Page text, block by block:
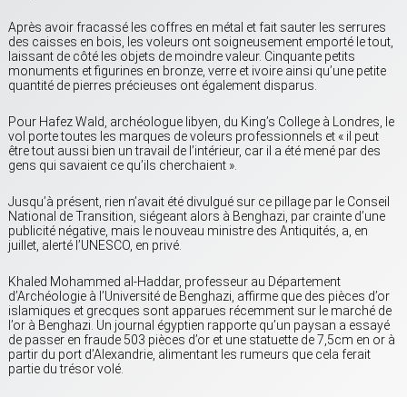
Après avoir fracassé les coffres en métal et fait sauter les serrures
des caisses en bois, les voleurs ont soigneusement emporté le tout,
laissant de côté les objets de moindre valeur. Cinquante petits
monuments et figurines en bronze, verre et ivoire ainsi qu’une petite
quantité de pierres précieuses ont également disparus.
Pour Hafez Wald, archéologue libyen, du King’s College à Londres, le
vol porte toutes les marques de voleurs professionnels et « il peut
être tout aussi bien un travail de l’intérieur, car il a été mené par des
gens qui savaient ce qu’ils cherchaient ».
Jusqu’à présent, rien n’avait été divulgué sur ce pillage par le Conseil
National de Transition, siégeant alors à Benghazi, par crainte d’une
publicité négative, mais le nouveau ministre des Antiquités, a, en
juillet, alerté l’UNESCO, en privé.
Khaled Mohammed al-Haddar, professeur au Département
d’Archéologie à l’Université de Benghazi, affirme que des pièces d’or
islamiques et grecques sont apparues récemment sur le marché de
l’or à Benghazi. Un journal égyptien rapporte qu’un paysan a essayé
de passer en fraude 503 pièces d’or et une statuette de 7,5cm en or à
partir du port d’Alexandrie, alimentant les rumeurs que cela ferait
partie du trésor volé.